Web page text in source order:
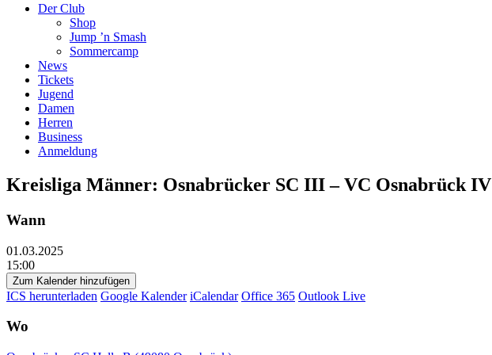
Der Club
Shop
Jump ’n Smash
Sommercamp
News
Tickets
Jugend
Damen
Herren
Business
Anmeldung
Kreisliga Männer: Osnabrücker SC III – VC Osnabrück IV
Wann
01.03.2025
15:00
Zum Kalender hinzufügen
ICS herunterladen Google Kalender iCalendar Office 365 Outlook Live
Wo